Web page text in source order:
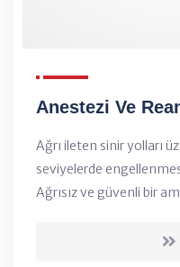
Anestezi Ve
Ağrı ileten sinir yolları
seviyelerde
Ağrısız ve güvenli bir
anlamına gelen